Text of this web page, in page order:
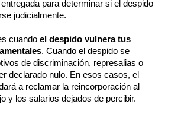
para determinar si el despido
judicialmente.
cuando el despido vulnera tus
. Cuando el despido se
de discriminación, represalias o
declarado nulo. En esos casos, el
a reclamar la reincorporación al
y los salarios dejados de percibir.